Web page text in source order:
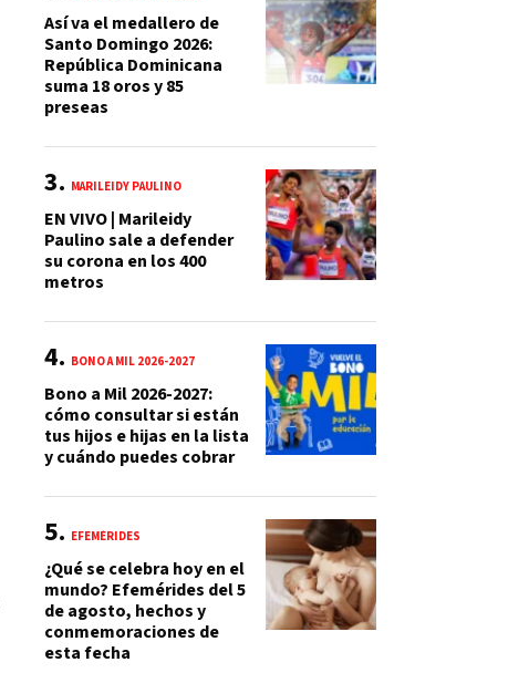
Así va el medallero de
Santo Domingo 2026:
República Dominicana
suma 18 oros y 85
preseas
MARILEIDY PAULINO
EN VIVO | Marileidy
Paulino sale a defender
su corona en los 400
metros
BONO A MIL 2026-2027
Bono a Mil 2026-2027:
cómo consultar si están
tus hijos e hijas en la lista
y cuándo puedes cobrar
EFEMÉRIDES
¿Qué se celebra hoy en el
mundo? Efemérides del 5
de agosto, hechos y
conmemoraciones de
esta fecha